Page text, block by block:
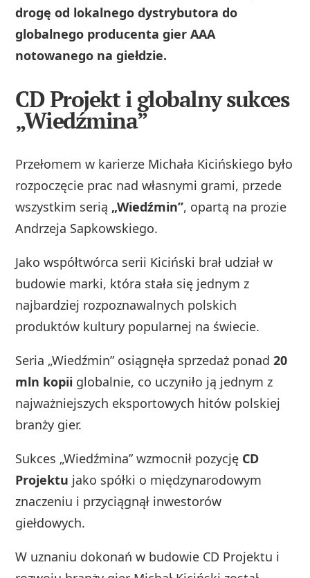
drogę od lokalnego dystrybutora do
globalnego producenta gier AAA
notowanego na giełdzie.
CD Projekt i globalny sukces
„Wiedźmina”
Przełomem w karierze Michała Kicińskiego było
rozpoczęcie prac nad własnymi grami, przede
wszystkim serią „Wiedźmin”, opartą na prozie
Andrzeja Sapkowskiego.
Jako współtwórca serii Kiciński brał udział w
budowie marki, która stała się jednym z
najbardziej rozpoznawalnych polskich
produktów kultury popularnej na świecie.
Seria „Wiedźmin” osiągnęła sprzedaż ponad20
mln kopii globalnie, co uczyniło ją jednym z
najważniejszych eksportowych hitów polskiej
branży gier.
Sukces „Wiedźmina” wzmocnił pozycję CD
Projektu jako spółki o międzynarodowym
znaczeniu i przyciągnął inwestorów
giełdowych.
W uznaniu dokonań w budowie CD Projektu i